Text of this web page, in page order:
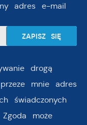
adres e-mail
drogą
mnie adres
świadczonych
może